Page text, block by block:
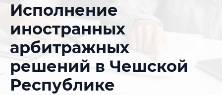
Исполнение
иностранных
арбитражных
решений в Чешской
Республике